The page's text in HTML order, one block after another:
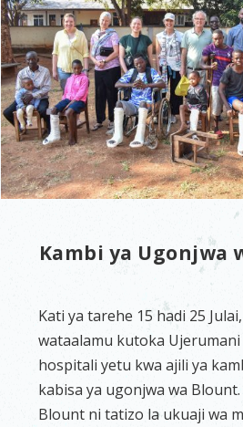
Kambi ya Ugonjwa
Kati ya tarehe 15 hadi 25
wataalamu kutoka
hospitali yetu kwa ajili ya
kabisa ya ugonjwa wa
Blount ni tatizo la ukuaji wa